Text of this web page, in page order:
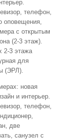
телефон,
оповещения,
с открытым
(2-3 этаж).
2-3 этажа
для
(ЭРЛ).
новая
и интерьер.
телефон,
две
санузел с